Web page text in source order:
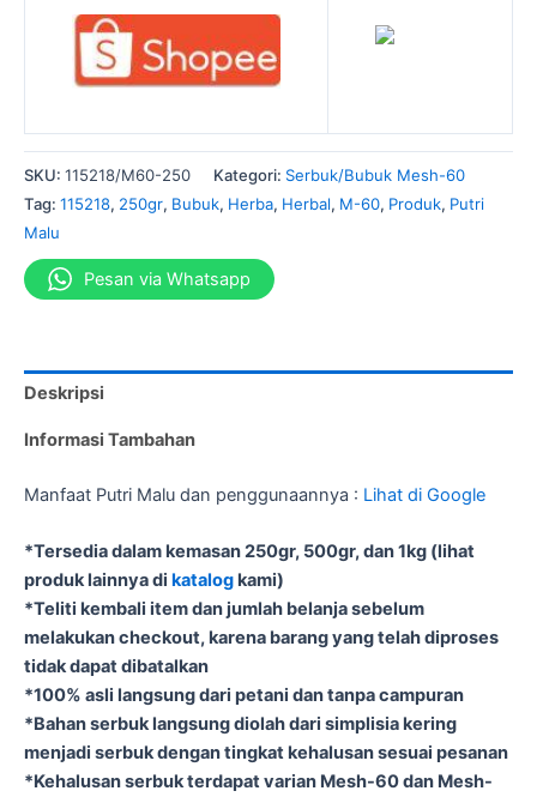
SKU: 115218/M60-250 Kategori: Serbuk/Bubuk Mesh-60
Tag: 115218, 250gr, Bubuk, Herba, Herbal, M-60, Produk, Putri
Malu
Pesan via Whatsapp
Deskripsi
Informasi Tambahan
Manfaat Putri Malu dan penggunaannya : Lihat di Google
*Tersedia dalam kemasan 250gr, 500gr, dan 1kg (lihat
produk lainnya di katalogkami)
*Teliti kembali item dan jumlah belanja sebelum
melakukan checkout, karena barang yang telah diproses
tidak dapat dibatalkan
*100% asli langsung dari petani dan tanpa campuran
*Bahan serbuk langsung diolah dari simplisia kering
menjadi serbuk dengan tingkat kehalusan sesuai pesanan
*Kehalusan serbuk terdapat varian Mesh-60 dan Mesh-